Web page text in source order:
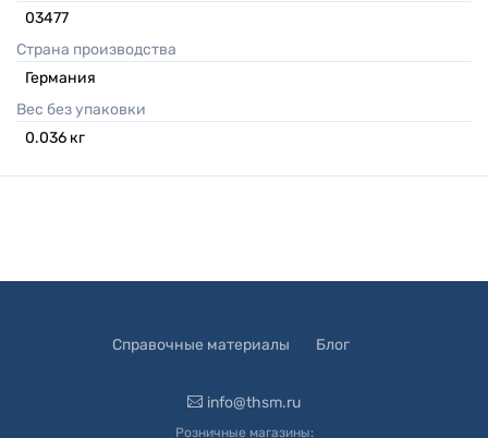
03477
Страна производства
Германия
Вес без упаковки
0.036 кг
Справочные материалы Блог
info@thsm.ru
Розничные магазины: